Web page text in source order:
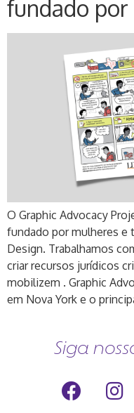
fundado
O Graphic Advocacy
fundado por mulheres e
Design. Trabalhamos
criar recursos jurídicos
mobilizem . Graphic
em Nova York e o
Siga